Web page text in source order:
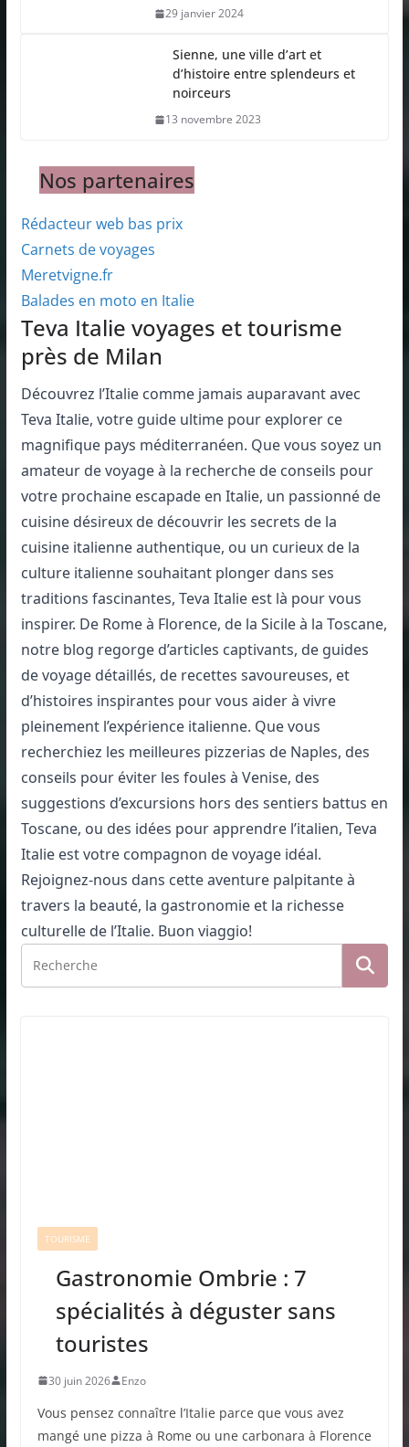
29 janvier 2024
Sienne, une ville d’art et
d’histoire entre splendeurs et
noirceurs
13 novembre 2023
Nos partenaires
Rédacteur web bas prix
Carnets de voyages
Meretvigne.fr
Balades en moto en Italie
Teva Italie voyages et tourisme
près de Milan
Découvrez l’Italie comme jamais auparavant avec
Teva Italie, votre guide ultime pour explorer ce
magnifique pays méditerranéen. Que vous soyez un
amateur de voyage à la recherche de conseils pour
votre prochaine escapade en Italie, un passionné de
cuisine désireux de découvrir les secrets de la
cuisine italienne authentique, ou un curieux de la
culture italienne souhaitant plonger dans ses
traditions fascinantes, Teva Italie est là pour vous
inspirer. De Rome à Florence, de la Sicile à la Toscane,
notre blog regorge d’articles captivants, de guides
de voyage détaillés, de recettes savoureuses, et
d’histoires inspirantes pour vous aider à vivre
pleinement l’expérience italienne. Que vous
recherchiez les meilleures pizzerias de Naples, des
conseils pour éviter les foules à Venise, des
suggestions d’excursions hors des sentiers battus en
Toscane, ou des idées pour apprendre l’italien, Teva
Italie est votre compagnon de voyage idéal.
Rejoignez-nous dans cette aventure palpitante à
travers la beauté, la gastronomie et la richesse
culturelle de l’Italie. Buon viaggio!
TOURISME
Gastronomie Ombrie : 7
spécialités à déguster sans
touristes
30 juin 2026 Enzo
Vous pensez connaître l’Italie parce que vous avez
mangé une pizza à Rome ou une carbonara à Florence